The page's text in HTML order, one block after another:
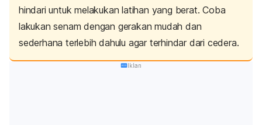
hindari untuk melakukan latihan yang berat. Coba
lakukan senam dengan gerakan mudah dan
sederhana terlebih dahulu agar terhindar dari cedera.
Iklan